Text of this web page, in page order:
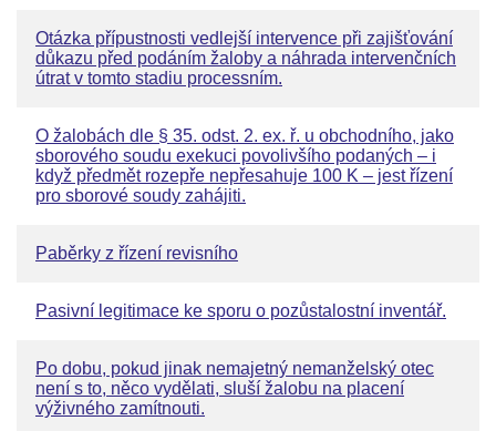
Otázka přípustnosti vedlejší intervence při zajišťování
důkazu před podáním žaloby a náhrada intervenčních
útrat v tomto stadiu processním.
O žalobách dle § 35. odst. 2. ex. ř. u obchodního, jako
sborového soudu exekuci povolivšího podaných – i
když předmět rozepře nepřesahuje 100 K – jest řízení
pro sborové soudy zahájiti.
Paběrky z řízení revisního
Pasivní legitimace ke sporu o pozůstalostní inventář.
Po dobu, pokud jinak nemajetný nemanželský otec
není s to, něco vydělati, sluší žalobu na placení
výživného zamítnouti.